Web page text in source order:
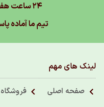
۲۴ ساعت هفته همراه شماییم
تیم ما آماده
لینک های مهم
صفحه اصلی فروشگاه